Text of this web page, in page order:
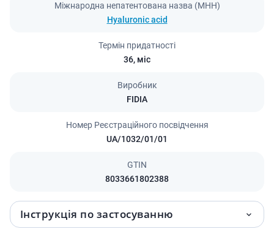
Міжнародна непатентована назва (МНН)
Hyaluronic acid
Термін придатності
36, міс
Виробник
FIDIA
Номер Реєстраційного посвідчення
UA/1032/01/01
GTIN
8033661802388
Інструкція по застосуванню